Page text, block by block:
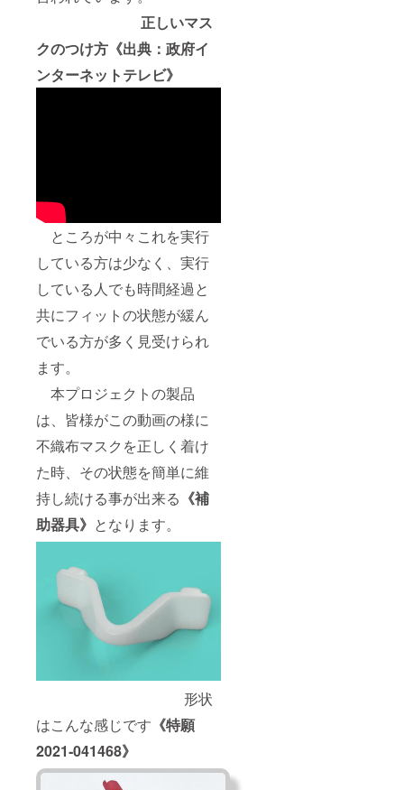
正しいマス
クのつけ方《出典：政府イ
ンターネットテレビ》
ところが中々これを実行
している方は少なく、実行
している人でも時間経過と
共にフィットの状態が緩ん
でいる方が多く見受けられ
ます。
本プロジェクトの製品
は、皆様がこの動画の様に
不織布マスクを正しく着け
た時、その状態を簡単に維
持し続ける事が出来る 《補
助器具》 となります。
形状
はこんな感じです 《特願
2021‐041468》